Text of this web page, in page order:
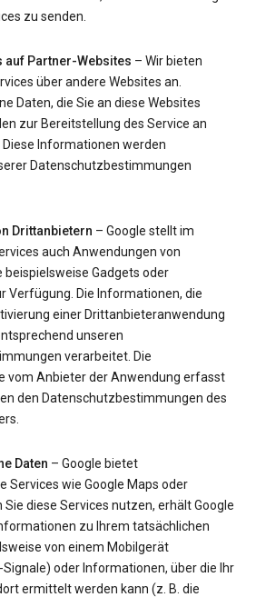
zu senden.
Partner-Websites – Wir bieten
über andere Websites an.
Daten, die Sie an diese Websites
zur Bereitstellung des Service an
Diese Informationen werden
Datenschutzbestimmungen
Drittanbietern – Google stellt im
auch Anwendungen von
beispielsweise Gadgets oder
Verfügung. Die Informationen, die
einer Drittanbieteranwendung
unseren
verarbeitet. Die
vom Anbieter der Anwendung erfasst
den Datenschutzbestimmungen des
Daten – Google bietet
Services wie Google Maps oder
Sie diese Services nutzen, erhält Google
zu Ihrem tatsächlichen
von einem Mobilgerät
oder Informationen, über die Ihr
ermittelt werden kann (z. B. die